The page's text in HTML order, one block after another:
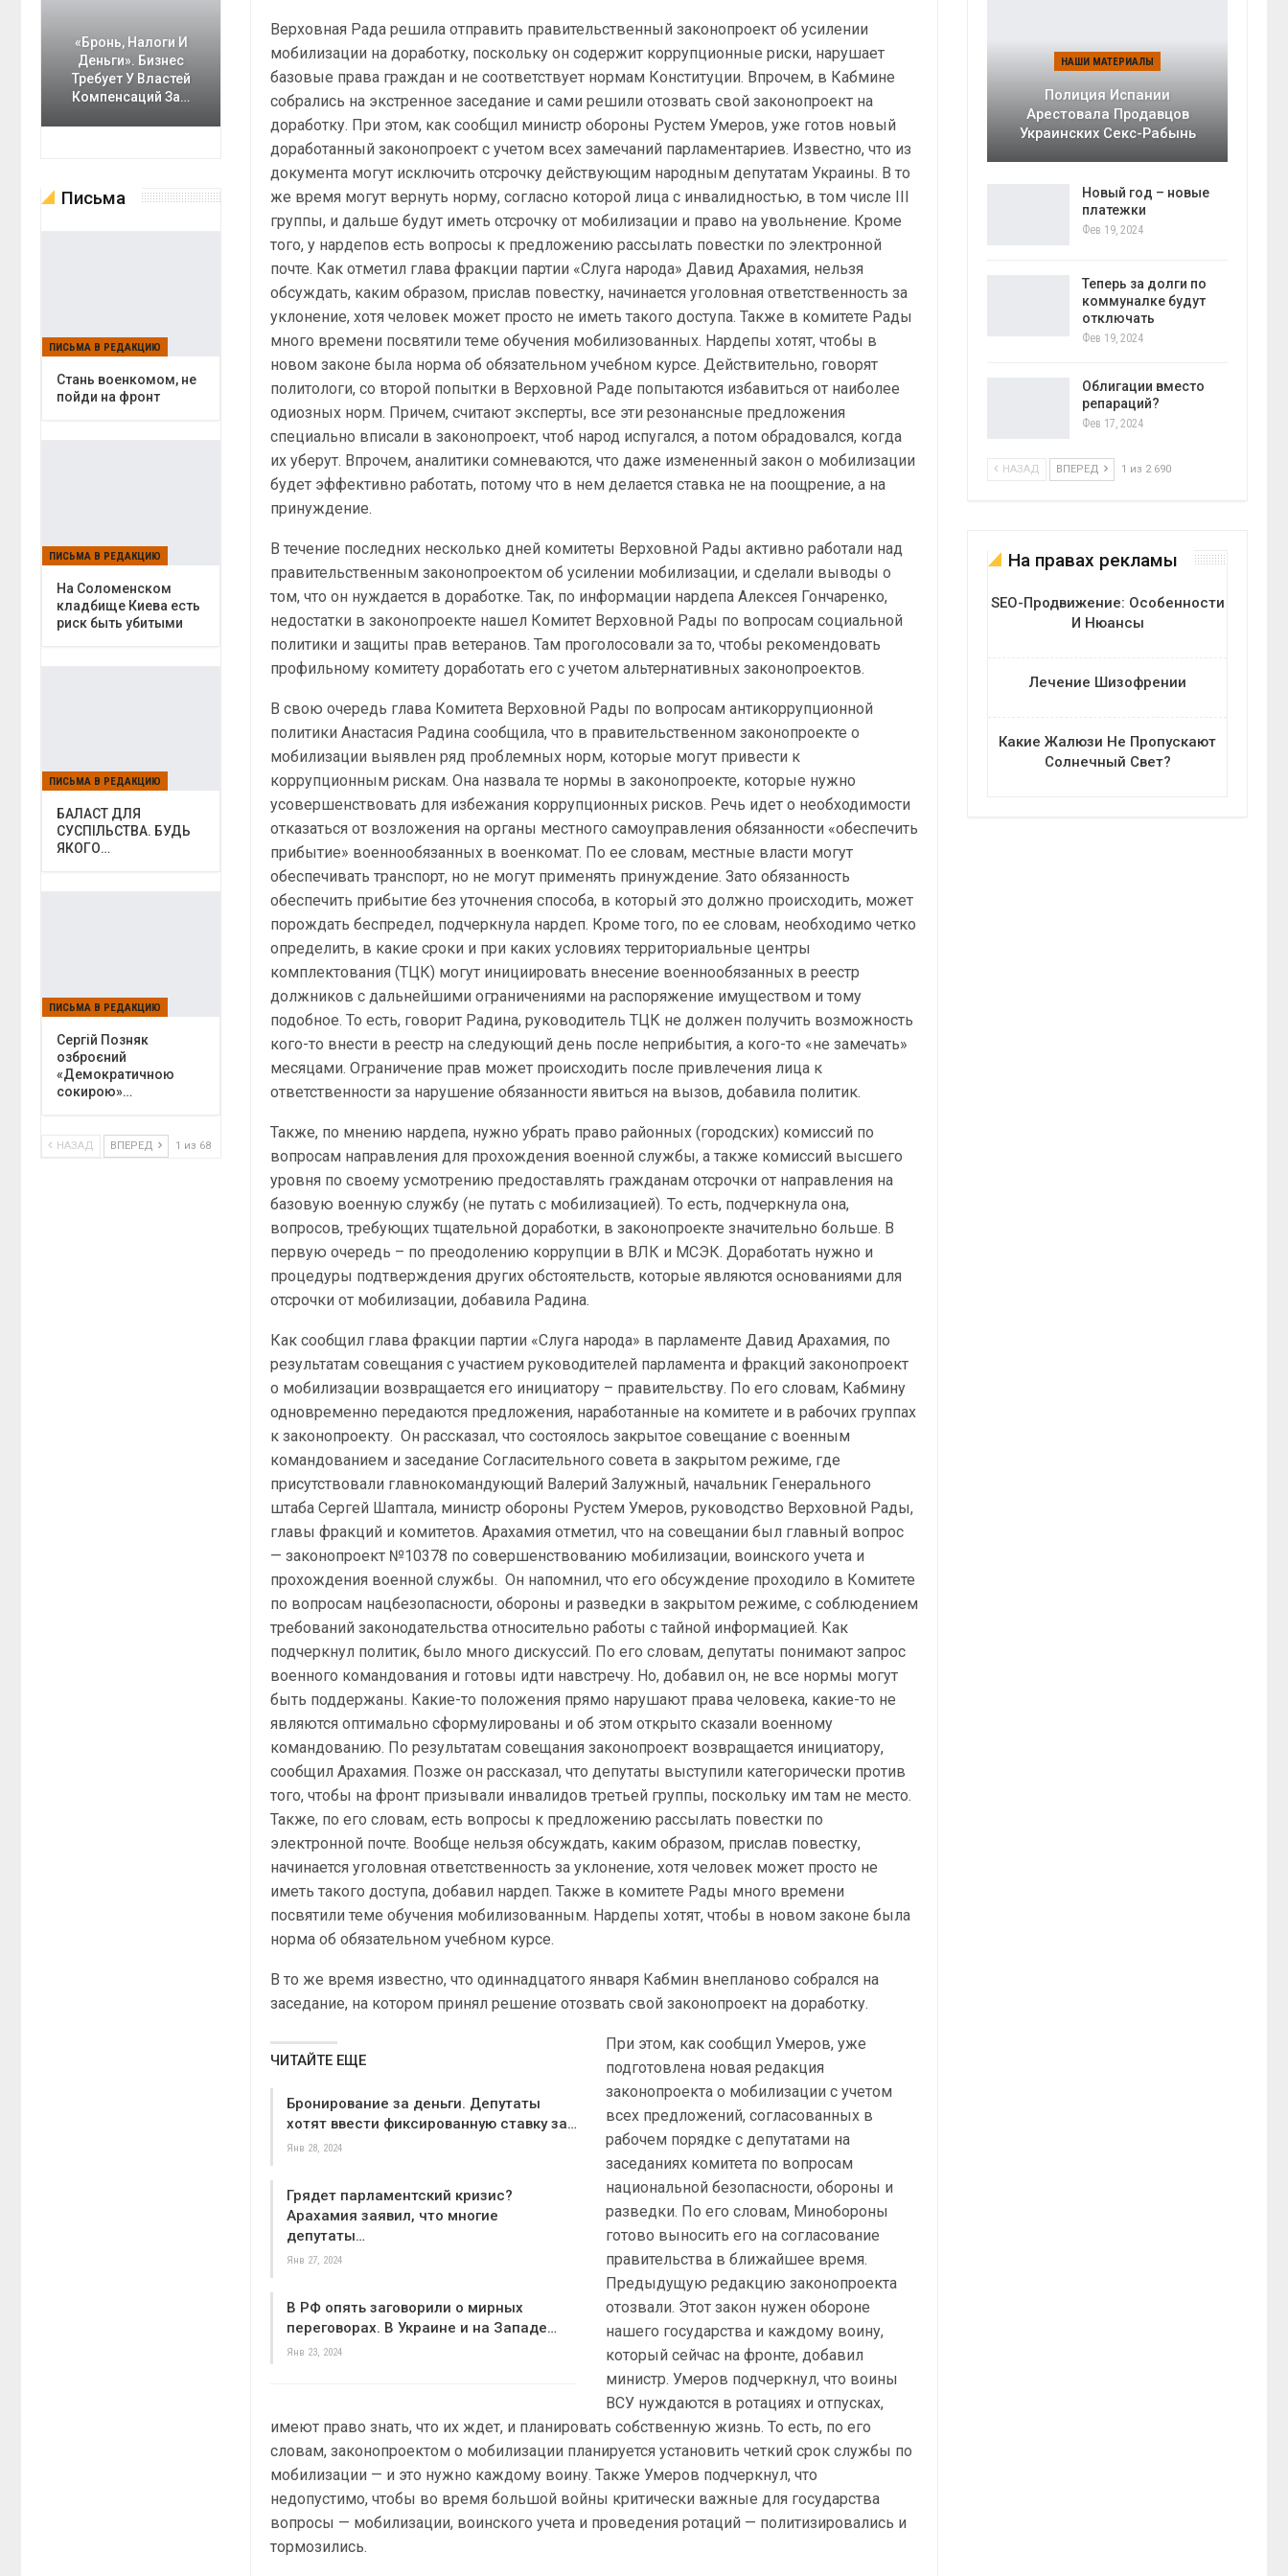
Верховная Рада решила отправить правительственный законопроект об усилении
мобилизации на доработку, поскольку он содержит коррупционные риски, нарушает
базовые права граждан и не соответствует нормам Конституции. Впрочем, в Кабмине
собрались на экстренное заседание и сами решили отозвать свой законопроект на
доработку. При этом, как сообщил министр обороны Рустем Умеров, уже готов новый
доработанный законопроект с учетом всех замечаний парламентариев. Известно, что из
документа могут исключить отсрочку действующим народным депутатам Украины. В то
же время могут вернуть норму, согласно которой лица с инвалидностью, в том числе III
группы, и дальше будут иметь отсрочку от мобилизации и право на увольнение. Кроме
того, у нардепов есть вопросы к предложению рассылать повестки по электронной
почте. Как отметил глава фракции партии «Слуга народа» Давид Арахамия, нельзя
обсуждать, каким образом, прислав повестку, начинается уголовная ответственность за
уклонение, хотя человек может просто не иметь такого доступа. Также в комитете Рады
много времени посвятили теме обучения мобилизованных. Нардепы хотят, чтобы в
новом законе была норма об обязательном учебном курсе. Действительно, говорят
политологи, со второй попытки в Верховной Раде попытаются избавиться от наиболее
одиозных норм. Причем, считают эксперты, все эти резонансные предложения
специально вписали в законопроект, чтоб народ испугался, а потом обрадовался, когда
их уберут. Впрочем, аналитики сомневаются, что даже измененный закон о мобилизации
будет эффективно работать, потому что в нем делается ставка не на поощрение, а на
принуждение.
В течение последних несколько дней комитеты Верховной Рады активно работали над
правительственным законопроектом об усилении мобилизации, и сделали выводы о
том, что он нуждается в доработке. Так, по информации нардепа Алексея Гончаренко,
недостатки в законопроекте нашел Комитет Верховной Рады по вопросам социальной
политики и защиты прав ветеранов. Там проголосовали за то, чтобы рекомендовать
профильному комитету доработать его с учетом альтернативных законопроектов.
В свою очередь глава Комитета Верховной Рады по вопросам антикоррупционной
политики Анастасия Радина сообщила, что в правительственном законопроекте о
мобилизации выявлен ряд проблемных норм, которые могут привести к
коррупционным рискам. Она назвала те нормы в законопроекте, которые нужно
усовершенствовать для избежания коррупционных рисков. Речь идет о необходимости
отказаться от возложения на органы местного самоуправления обязанности «обеспечить
прибытие» военнообязанных в военкомат. По ее словам, местные власти могут
обеспечивать транспорт, но не могут применять принуждение. Зато обязанность
обеспечить прибытие без уточнения способа, в который это должно происходить, может
порождать беспредел, подчеркнула нардеп. Кроме того, по ее словам, необходимо четко
определить, в какие сроки и при каких условиях территориальные центры
комплектования (ТЦК) могут инициировать внесение военнообязанных в реестр
должников с дальнейшими ограничениями на распоряжение имуществом и тому
подобное. То есть, говорит Радина, руководитель ТЦК не должен получить возможность
кого-то внести в реестр на следующий день после неприбытия, а кого-то «не замечать»
месяцами. Ограничение прав может происходить после привлечения лица к
ответственности за нарушение обязанности явиться на вызов, добавила политик.
Также, по мнению нардепа, нужно убрать право районных (городских) комиссий по
вопросам направления для прохождения военной службы, а также комиссий высшего
уровня по своему усмотрению предоставлять гражданам отсрочки от направления на
базовую военную службу (не путать с мобилизацией). То есть, подчеркнула она,
вопросов, требующих тщательной доработки, в законопроекте значительно больше. В
первую очередь – по преодолению коррупции в ВЛК и МСЭК. Доработать нужно и
процедуры подтверждения других обстоятельств, которые являются основаниями для
отсрочки от мобилизации, добавила Радина.
Как сообщил глава фракции партии «Слуга народа» в парламенте Давид Арахамия, по
результатам совещания с участием руководителей парламента и фракций законопроект
о мобилизации возвращается его инициатору – правительству. По его словам, Кабмину
одновременно передаются предложения, наработанные на комитете и в рабочих группах
к законопроекту. Он рассказал, что состоялось закрытое совещание с военным
командованием и заседание Согласительного совета в закрытом режиме, где
присутствовали главнокомандующий Валерий Залужный, начальник Генерального
штаба Сергей Шаптала, министр обороны Рустем Умеров, руководство Верховной Рады,
главы фракций и комитетов. Арахамия отметил, что на совещании был главный вопрос
— законопроект №10378 по совершенствованию мобилизации, воинского учета и
прохождения военной службы. Он напомнил, что его обсуждение проходило в Комитете
по вопросам нацбезопасности, обороны и разведки в закрытом режиме, с соблюдением
требований законодательства относительно работы с тайной информацией. Как
подчеркнул политик, было много дискуссий. По его словам, депутаты понимают запрос
военного командования и готовы идти навстречу. Но, добавил он, не все нормы могут
быть поддержаны. Какие-то положения прямо нарушают права человека, какие-то не
являются оптимально сформулированы и об этом открыто сказали военному
командованию. По результатам совещания законопроект возвращается инициатору,
сообщил Арахамия. Позже он рассказал, что депутаты выступили категорически против
того, чтобы на фронт призывали инвалидов третьей группы, поскольку им там не место.
Также, по его словам, есть вопросы к предложению рассылать повестки по
электронной почте. Вообще нельзя обсуждать, каким образом, прислав повестку,
начинается уголовная ответственность за уклонение, хотя человек может просто не
иметь такого доступа, добавил нардеп. Также в комитете Рады много времени
посвятили теме обучения мобилизованным. Нардепы хотят, чтобы в новом законе была
норма об обязательном учебном курсе.
В то же время известно, что одиннадцатого января Кабмин внепланово собрался на
заседание, на котором принял решение отозвать свой законопроект на доработку.
ЧИТАЙТЕ ЕЩЕ
Бронирование за деньги. Депутаты
хотят ввести фиксированную ставку за…
Янв 28, 2024
Грядет парламентский кризис?
Арахамия заявил, что многие
депутаты…
Янв 27, 2024
В РФ опять заговорили о мирных
переговорах. В Украине и на Западе…
Янв 23, 2024
При этом, как сообщил Умеров, уже
подготовлена новая редакция
законопроекта о мобилизации с учетом
всех предложений, согласованных в
рабочем порядке с депутатами на
заседаниях комитета по вопросам
национальной безопасности, обороны и
разведки. По его словам, Минобороны
готово выносить его на согласование
правительства в ближайшее время.
Предыдущую редакцию законопроекта
отозвали. Этот закон нужен обороне
нашего государства и каждому воину,
который сейчас на фронте, добавил
министр. Умеров подчеркнул, что воины
ВСУ нуждаются в ротациях и отпусках,
имеют право знать, что их ждет, и планировать собственную жизнь. То есть, по его
словам, законопроектом о мобилизации планируется установить четкий срок службы по
мобилизации — и это нужно каждому воину. Также Умеров подчеркнул, что
недопустимо, чтобы во время большой войны критически важные для государства
вопросы — мобилизации, воинского учета и проведения ротаций — политизировались и
тормозились.
НАШИ МАТЕРИАЛЫ
Полиция Испании
Арестовала Продавцов
Украинских Секс-Рабынь
Новый год – новые
платежки
Фев 19, 2024
Теперь за долги по
коммуналке будут
отключать
Фев 19, 2024
Облигации вместо
репараций?
Фев 17, 2024
НАЗАД ВПЕРЕД 1 из 2 690
На правах рекламы
SEO-Продвижение: Особенности
И Нюансы
Лечение Шизофрении
Какие Жалюзи Не Пропускают
Солнечный Свет?
«Бронь, Налоги И
Деньги». Бизнес
Требует У Властей
Компенсаций За…
Письма
ПИСЬМА В РЕДАКЦИЮ
Cтань военкомом, не
пойди на фронт
ПИСЬМА В РЕДАКЦИЮ
На Соломенском
кладбище Киева есть
риск быть убитыми
ПИСЬМА В РЕДАКЦИЮ
БАЛАСТ ДЛЯ
СУСПІЛЬСТВА. БУДЬ
ЯКОГО…
ПИСЬМА В РЕДАКЦИЮ
Сергій Позняк
озброєний
«Демократичною
сокирою»…
НАЗАД ВПЕРЕД 1 из 68